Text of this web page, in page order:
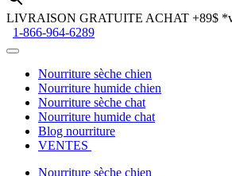
LIVRAISON GRATUITE ACHAT +89$
1-866-964-6289
Nourriture sèche chien
Nourriture humide chien
Nourriture sèche chat
Nourriture humide chat
Blog nourriture
VENTES
Nourriture sèche chien